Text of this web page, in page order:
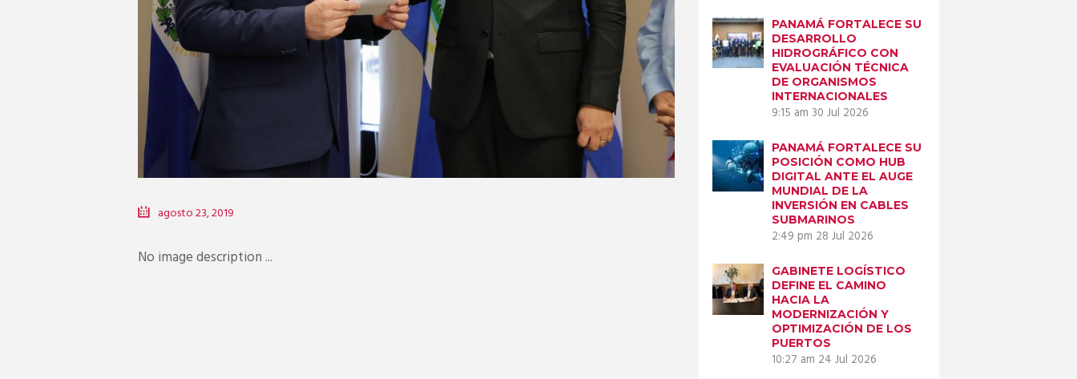
agosto 23, 2019
No image description ...
PANAMÁ FORTALECE SU
DESARROLLO
HIDROGRÁFICO CON
EVALUACIÓN TÉCNICA
DE ORGANISMOS
INTERNACIONALES
9:15 am 30 Jul 2026
PANAMÁ FORTALECE SU
POSICIÓN COMO HUB
DIGITAL ANTE EL AUGE
MUNDIAL DE LA
INVERSIÓN EN CABLES
SUBMARINOS
2:49 pm 28 Jul 2026
GABINETE LOGÍSTICO
DEFINE EL CAMINO
HACIA LA
MODERNIZACIÓN Y
OPTIMIZACIÓN DE LOS
PUERTOS
10:27 am 24 Jul 2026